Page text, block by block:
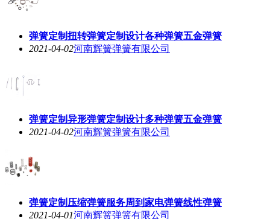
弹簧定制扭转弹簧定制设计各种弹簧五金弹簧
2021-04-02河南辉簧弹簧有限公司
弹簧定制异形弹簧定制设计多种弹簧五金弹簧
2021-04-02河南辉簧弹簧有限公司
弹簧定制压缩弹簧服务周到家电弹簧线性弹簧
2021-04-01河南辉簧弹簧有限公司